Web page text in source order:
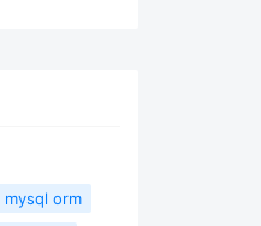
mysql orm